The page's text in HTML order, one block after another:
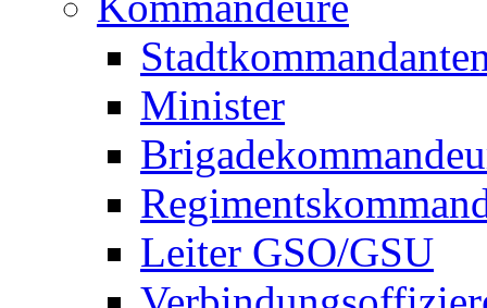
Minister
Leiter GSO/GSU